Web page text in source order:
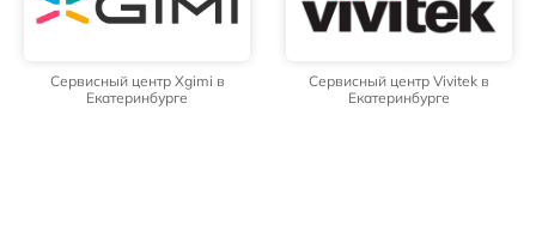
Сервисный центр Xgimi в
Екатеринбурге
Сервисный центр Vivitek в
Екатеринбурге